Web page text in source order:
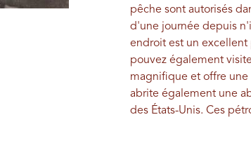
pêche sont autorisés
d'une journée depuis
endroit est un excellent
pouvez également
magnifique et offre une
abrite également une
des États-Unis. Ces